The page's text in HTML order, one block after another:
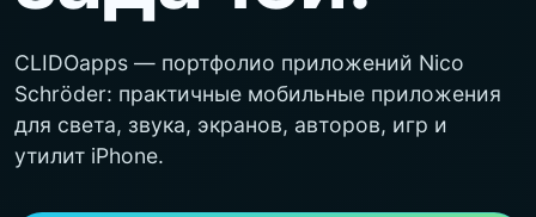
CLIDOapps — портфолио приложений Nico
Schröder: практичные мобильные приложения
для света, звука, экранов, авторов, игр и
утилит iPhone.